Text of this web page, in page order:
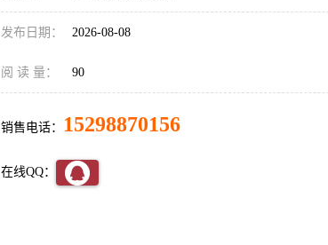
发布日期： 2026-08-08
阅 读 量： 90
销售电话： 15298870156
在线QQ：